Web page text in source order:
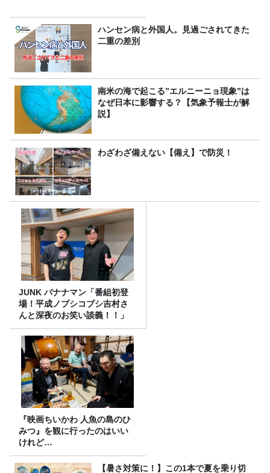
ハンセン病と外国人。見過ごされてきた
二重の差別
南米の海で起こる”エルニーニョ現象”は
なぜ日本に影響する？【気象予報士が解
説】
わざわざ備えない【備え】で防災！
JUNK バナナマン「番組初登
場！平成ノブシコブシ吉村さ
んと深夜のお笑い談義！！」
『映画ちいかわ 人魚の島のひ
みつ』を観に行ったのはいい
けれど…
【暑さ対策に！】この1本で夏を乗り切